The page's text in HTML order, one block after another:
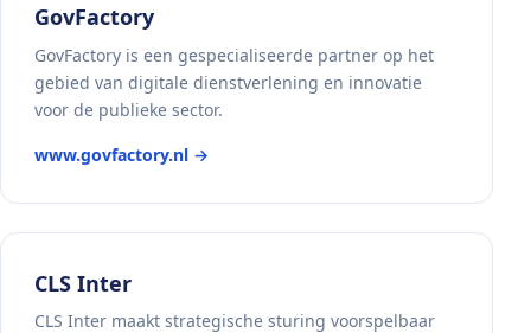
GovFactory
GovFactory is een gespecialiseerde partner op het
gebied van digitale dienstverlening en innovatie
voor de publieke sector.
www.govfactory.nl →
CLS Inter
CLS Inter maakt strategische sturing voorspelbaar